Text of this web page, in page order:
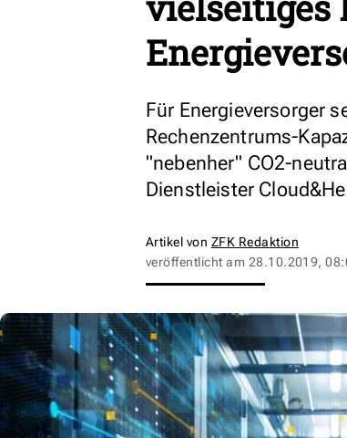
Für Energieversorger
Rechenzentrums-
"nebenher" CO2-
Dienstleister
Artikel von ZFK Redaktion
veröffentlicht am 28.10.2019,